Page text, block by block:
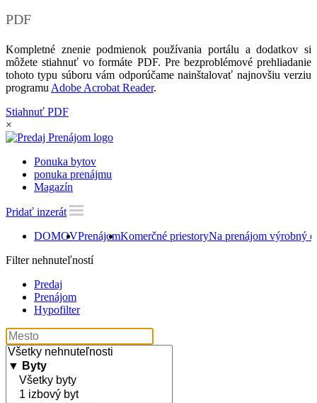
PDF
Kompletné znenie podmienok používania portálu a dodatkov si
môžete stiahnuť vo formáte PDF. Pre bezproblémové prehliadanie
tohoto typu súboru vám odporúčame nainštalovať najnovšiu verziu
programu Adobe Acrobat Reader.
Stiahnuť PDF
×
Ponuka bytov
ponuka prenájmu
Magazín
Pridať inzerát
DOMOVPrenájomKomerčné priestoryNa prenájom výrobný
Filter nehnuteľností
Predaj
Prenájom
Hypofilter